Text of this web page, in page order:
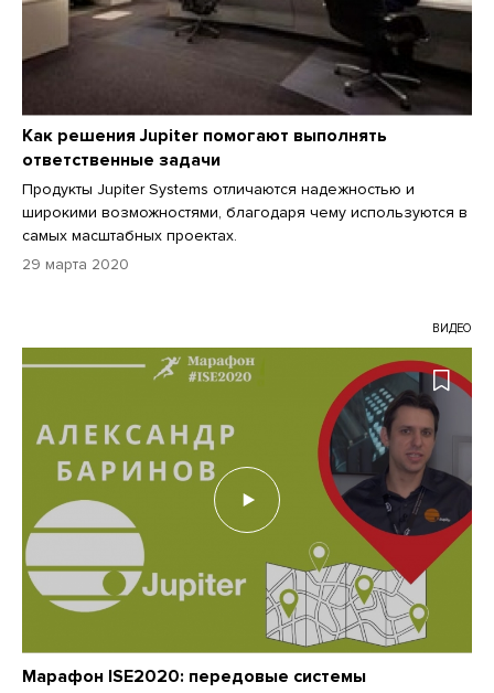
Как решения Jupiter помогают выполнять
ответственные задачи
Продукты Jupiter Systems отличаются надежностью и
широкими возможностями, благодаря чему используются в
самых масштабных проектах.
29 марта 2020
ВИДЕО
Марафон ISE2020: передовые системы